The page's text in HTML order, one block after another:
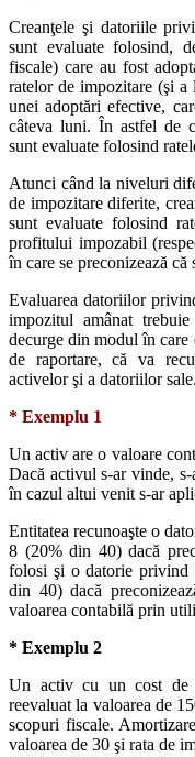
Creanţele şi datoriile
sunt evaluate folosind,
fiscale) care au fost
ratelor de impozitare (şi a
unei adoptări efective,
câteva luni. În astfel de
sunt evaluate folosind
Atunci când la niveluri
de impozitare diferite,
sunt evaluate folosind
profitului impozabil
în care se preconizează
Evaluarea datoriilor
impozitul amânat
decurge din modul în care
de raportare, că va
activelor şi a datoriilor sale.
* Exemplu 1
Un activ are o valoare
Dacă activul s-ar vinde,
în cazul altui venit s-ar
Entitatea recunoaşte o
8 (20% din 40) dacă
folosi şi o datorie privind
din 40) dacă
valoarea contabilă prin
* Exemplu 2
Un activ cu un cost de
reevaluat la valoarea de
scopuri fiscale.
valoarea de 30 şi rata de